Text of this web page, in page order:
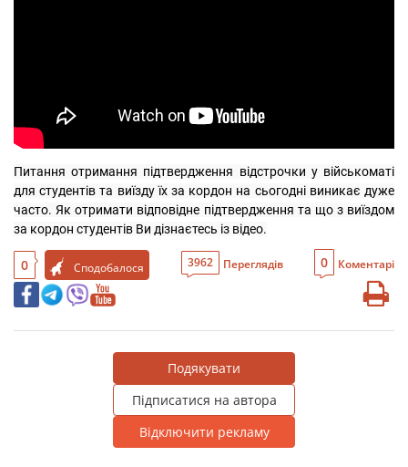
Питання отримання підтвердження відстрочки у військоматі
для студентів та виїзду їх за кордон на сьогодні виникає дуже
часто. Як отримати відповідне підтвердження та що з виїздом
за кордон студентів Ви дізнаєтесь із відео.
0 Сподобалося 3962 Переглядів 0 Коментарі
Подякувати
Підписатися на автора
Відключити рекламу